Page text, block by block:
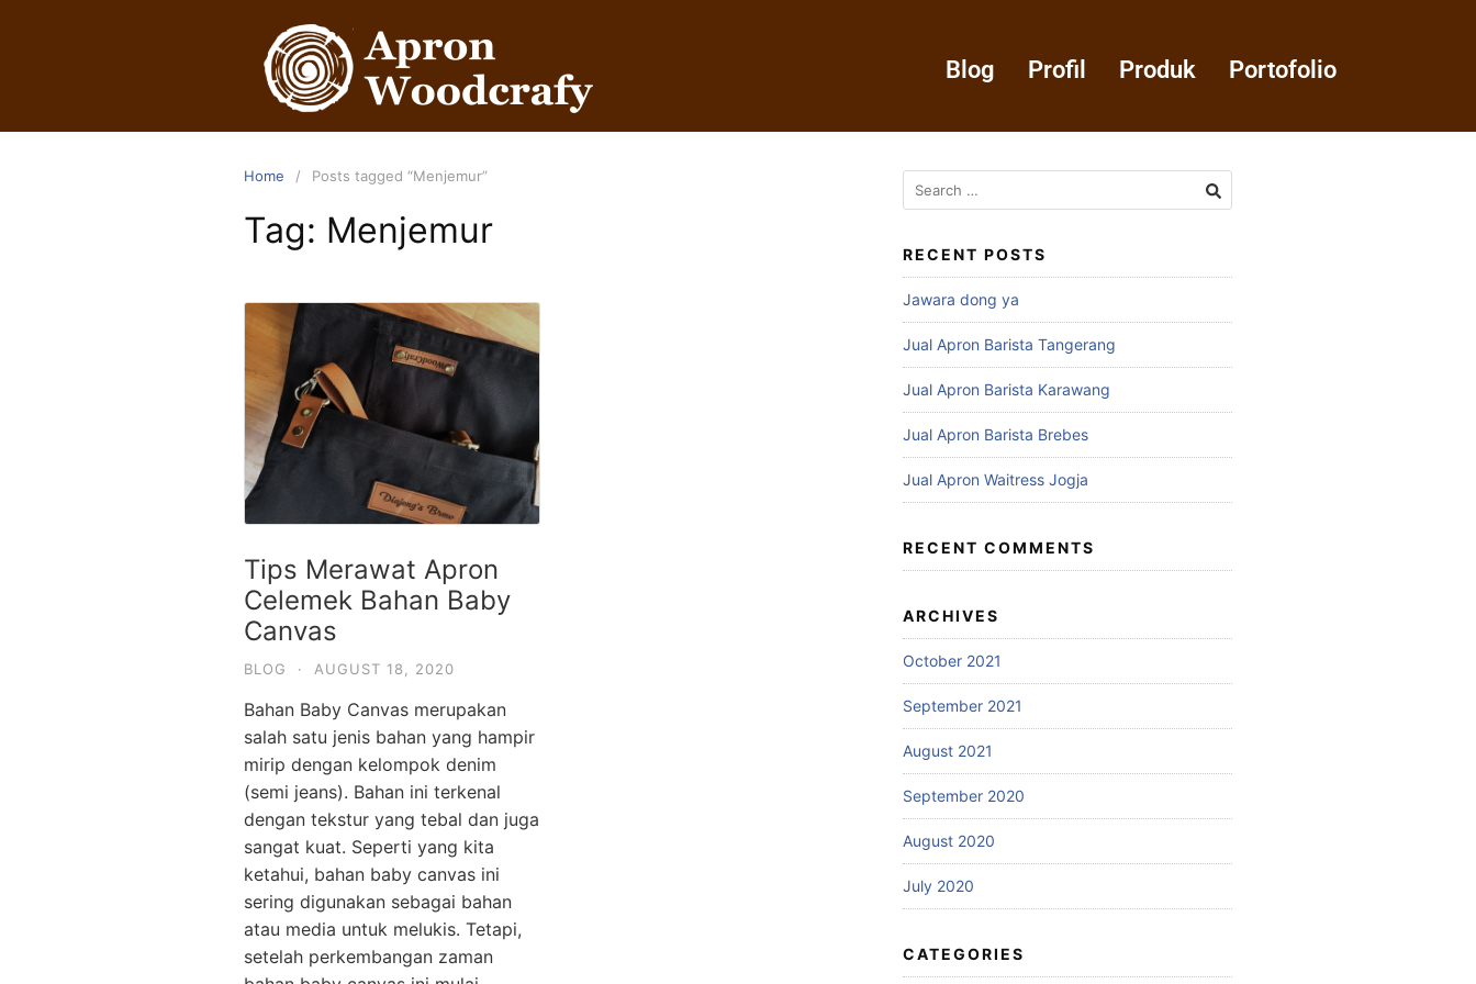
Blog Profil Produk Portofolio
Home Posts tagged “Menjemur”
Tag: Menjemur
Tips Merawat Apron
Celemek Bahan Baby
Canvas
BLOG · AUGUST 18, 2020
Bahan Baby Canvas merupakan
salah satu jenis bahan yang hampir
mirip dengan kelompok denim
(semi jeans). Bahan ini terkenal
dengan tekstur yang tebal dan juga
sangat kuat. Seperti yang kita
ketahui, bahan baby canvas ini
sering digunakan sebagai bahan
atau media untuk melukis. Tetapi,
setelah perkembangan zaman
RECENT POSTS
Jawara dong ya
Jual Apron Barista Tangerang
Jual Apron Barista Karawang
Jual Apron Barista Brebes
Jual Apron Waitress Jogja
RECENT COMMENTS
ARCHIVES
October 2021
September 2021
August 2021
September 2020
August 2020
July 2020
CATEGORIES